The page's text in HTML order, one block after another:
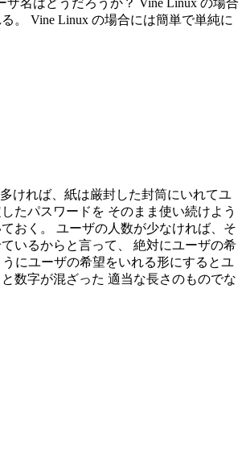
名はどうだろうか？ Vine Linux の場合
。 Vine Linux の場合には簡単で単純に
ければ、紙は厳封した封筒にいれてユ
たパスワードを そのまま使い続けよう
おく。 ユーザの人数が少なければ、そ
いるからと言って、 絶対にユーザの希
にユーザの希望をいれる形にするとユ
数字が混ざった 適当な長さのものでな